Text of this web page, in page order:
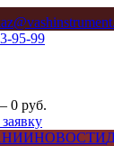
95-99
0 руб.
НОВОСТИ